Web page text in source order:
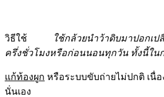
วิธีใช้ ใช้กล้วยนำว้าดิบมาปอกเ
ครึ่งชั่วโมงหรือก่อนนอนทุกวัน ทั้งนี้ใน
แก้ท้องผูก หรือระบบขับถ่ายไม่ปกติ เนื่อ
นั่นเอง